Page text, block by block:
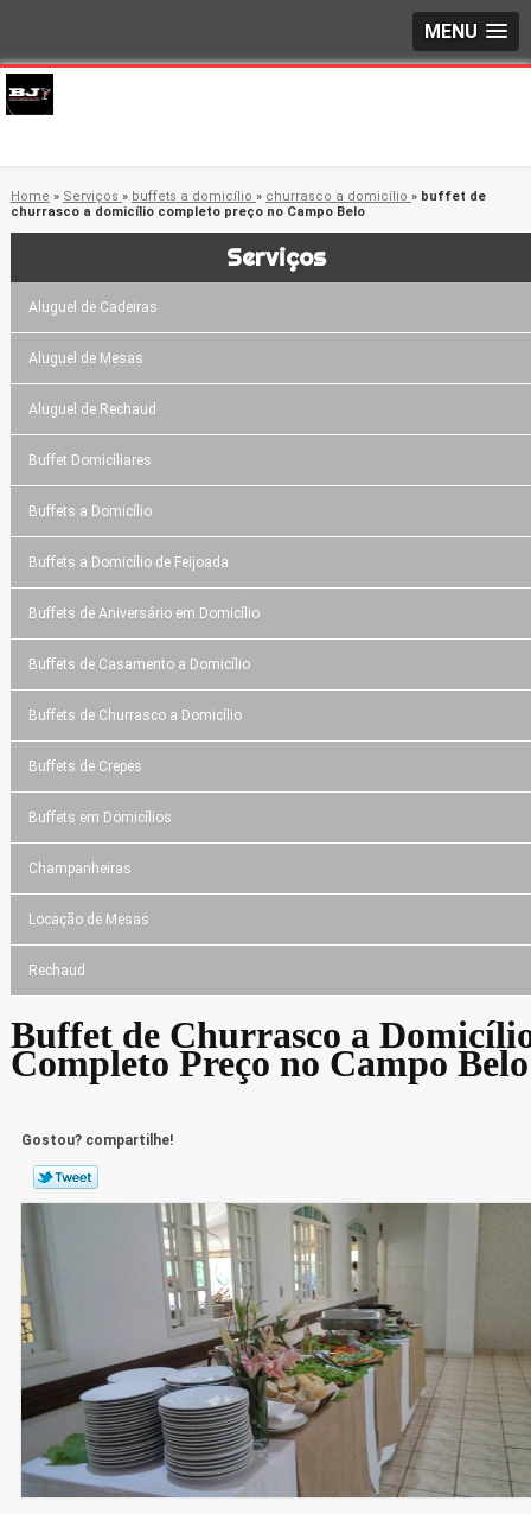
MENU
Home » Serviços » buffets a domicílio » churrasco a domicílio » buffet de
churrasco a domicílio completo preço no Campo Belo
Serviços
Aluguel de Cadeiras
Aluguel de Mesas
Aluguel de Rechaud
Buffet Domicíliares
Buffets a Domicílio
Buffets a Domicílio de Feijoada
Buffets de Aniversário em Domicílio
Buffets de Casamento a Domicílio
Buffets de Churrasco a Domicílio
Buffets de Crepes
Buffets em Domicílios
Champanheiras
Locação de Mesas
Rechaud
Buffet de Churrasco a
Completo Preço no Campo Belo
Gostou? compartilhe!